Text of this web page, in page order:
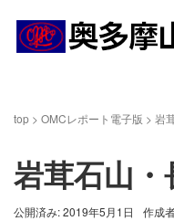
top > OMCレポート電子版 > 岩
岩茸石山
公開済み: 2019年5月1日 作成